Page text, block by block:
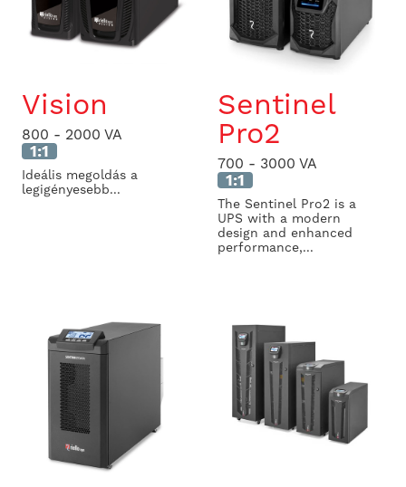
Vision
800 - 2000 VA
1:1
Ideális megoldás a
legigényesebb...
Sentinel
Pro2
700 - 3000 VA
1:1
The Sentinel Pro2 is a
UPS with a modern
design and enhanced
performance,...